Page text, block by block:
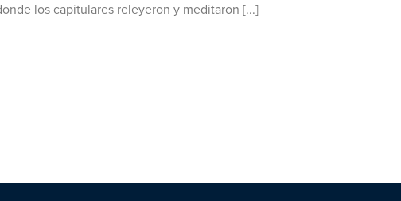
los capitulares releyeron y meditaron [...]